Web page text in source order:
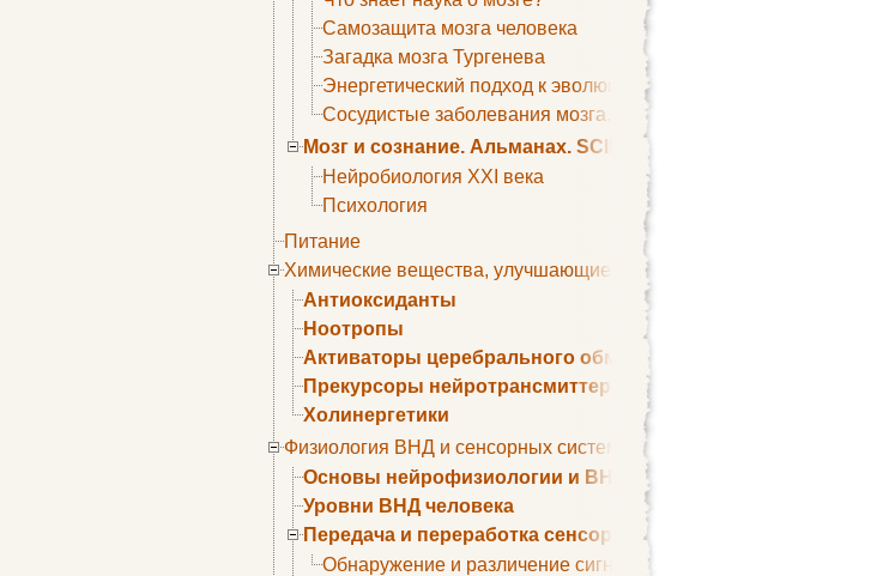
Самозащита мозга человека
Загадка мозга Тургенева
Энергетический подход к эволюции мозга
Сосудистые заболевания мозга. Все может начаться с
Мозг и сознание. Альманах. SCIENTIFIC AMERICAN
Нейробиология XXI века
Психология
Питание
Химические вещества, улучшающие умственные способности
Антиоксиданты
Ноотропы
Активаторы церебрального обмена веществ
Прекурсоры нейротрансмиттеров
Холинергетики
Физиология ВНД и сенсорных систем
Основы нейрофизиологии и ВНД
Уровни ВНД человека
Передача и переработка сенсорных сигналов
Обнаружение и различение сигналов. Сенсорная рецепция